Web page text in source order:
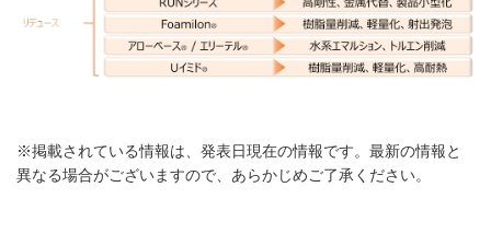
※掲載されている情報は、発表日現在の情報です。最新の情報と
異なる場合がございますので、あらかじめご了承ください。